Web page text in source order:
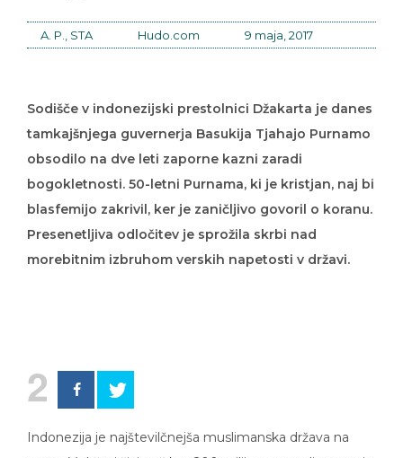
A. P., STA Hudo.com 9 maja, 2017
Sodišče v indonezijski prestolnici Džakarta je danes
tamkajšnjega guvernerja Basukija Tjahajo Purnamo
obsodilo na dve leti zaporne kazni zaradi
bogokletnosti. 50-letni Purnama, ki je kristjan, naj bi
blasfemijo zakrivil, ker je zaničljivo govoril o koranu.
Presenetljiva odločitev je sprožila skrbi nad
morebitnim izbruhom verskih napetosti v državi.
2
Indonezija je najštevilčnejša muslimanska država na